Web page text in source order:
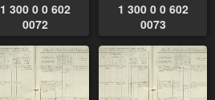
1 300 0 0 602
0072
1 300 0 0 602
0073